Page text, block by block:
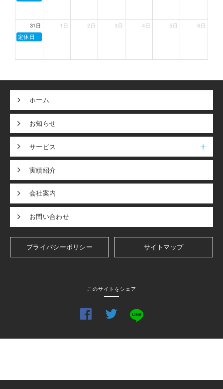
31日
定休日
1日 2日 3日 4日 5日 6日
ホーム
お知らせ
サービス
実績紹介
会社案内
お問い合わせ
プライバシーポリシー サイトマップ
このサイトをシェア